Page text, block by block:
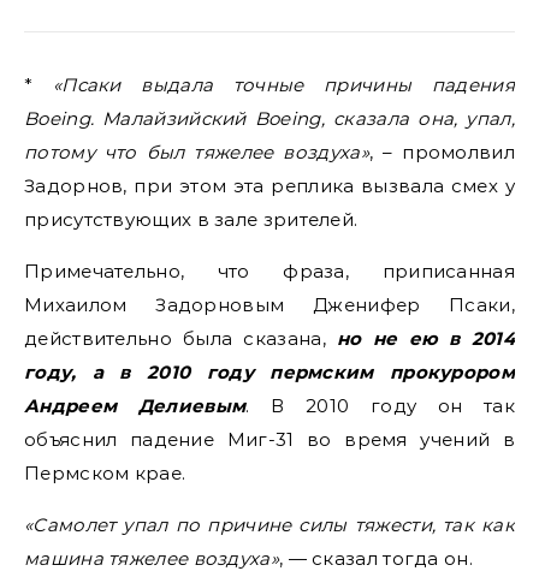
*
«Псаки выдала точные причины падения
Boeing. Малайзийский Boeing, сказала она, упал,
потому что был тяжелее воздуха», – промолвил
Задорнов, при этом эта реплика вызвала смех у
присутствующих в зале зрителей.
Примечательно, что фраза, приписанная
Михаилом Задорновым Дженифер Псаки,
действительно была сказана, но не ею в 2014
году, а в 2010 году пермским прокурором
Андреем Делиевым. В 2010 году он так
объяснил падение Миг-31 во время учений в
Пермском крае.
«Самолет упал по причине силы тяжести, так как
машина тяжелее воздуха», — сказал тогда он.